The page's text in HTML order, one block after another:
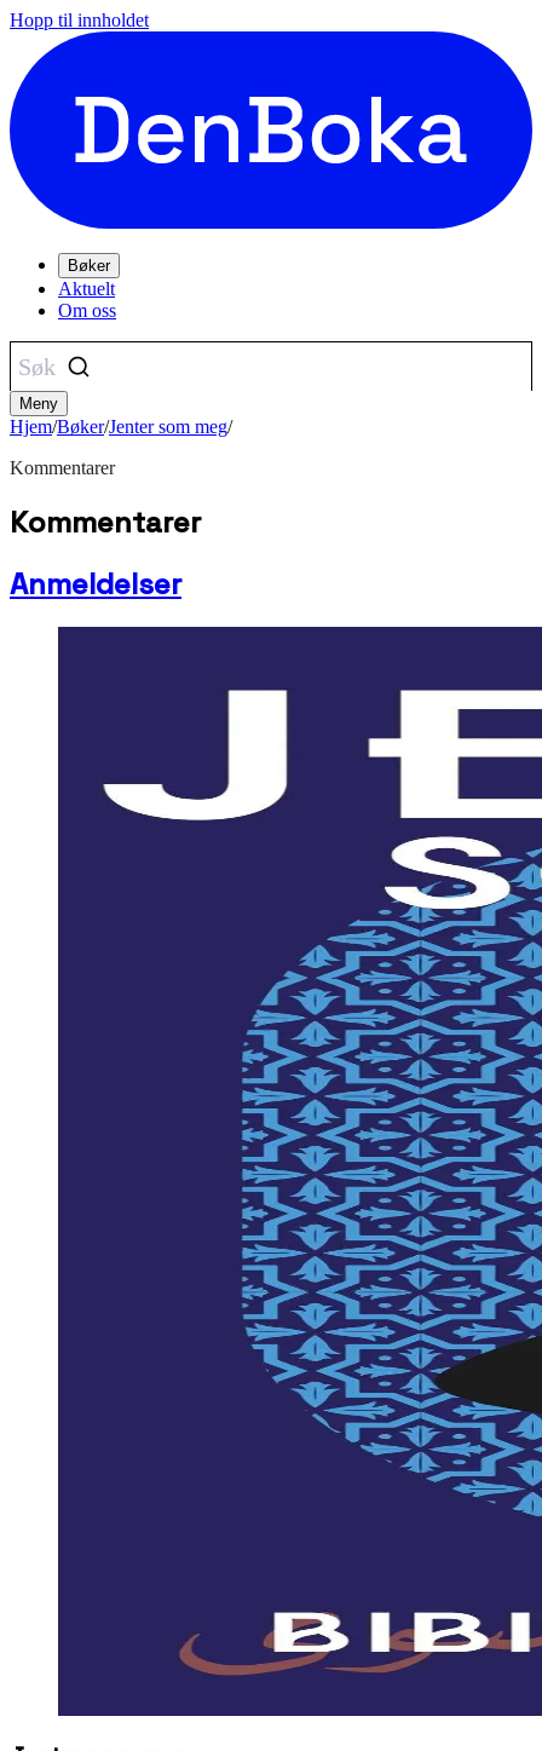
Hopp til innholdet
Bøker
Aktuelt
Om oss
Søk
Meny
Hjem/Bøker/Jenter som meg/
Kommentarer
Kommentarer
Anmeldelser